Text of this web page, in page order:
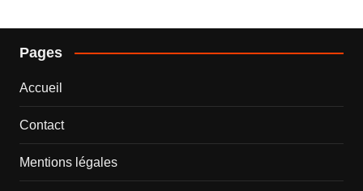
Pages
Accueil
Contact
Mentions légales